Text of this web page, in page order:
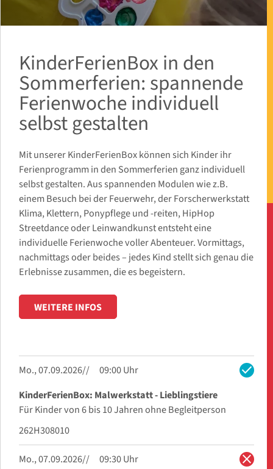
KinderFerienBox in den
Sommerferien: spannende
Ferienwoche individuell
selbst gestalten
Mit unserer KinderFerienBox können sich Kinder ihr
Ferienprogramm in den Sommerferien ganz individuell
selbst gestalten. Aus spannenden Modulen wie z.B.
einem Besuch bei der Feuerwehr, der Forscherwerkstatt
Klima, Klettern, Ponypflege und -reiten, HipHop
Streetdance oder Leinwandkunst entsteht eine
individuelle Ferienwoche voller Abenteuer. Vormittags,
nachmittags oder beides – jedes Kind stellt sich genau die
Erlebnisse zusammen, die es begeistern.
WEITERE INFOS
check
Mo., 07.09.2026
09:00 Uhr
KinderFerienBox: Malwerkstatt - Lieblingstiere
Für Kinder von 6 bis 10 Jahren ohne Begleitperson
262H308010
close
Mo., 07.09.2026
09:30 Uhr